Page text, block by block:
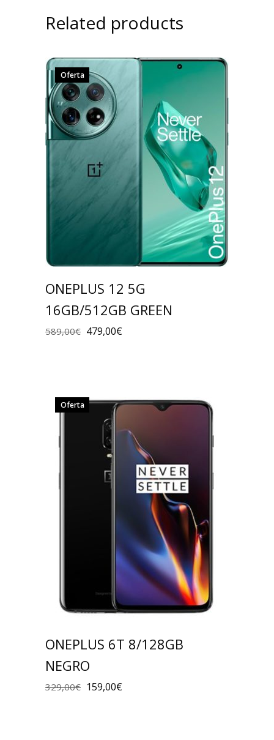
Related products
Oferta
ONEPLUS 12 5G
16GB/512GB GREEN
589,00€ 479,00€
Oferta
ONEPLUS 6T 8/128GB
NEGRO
329,00€ 159,00€